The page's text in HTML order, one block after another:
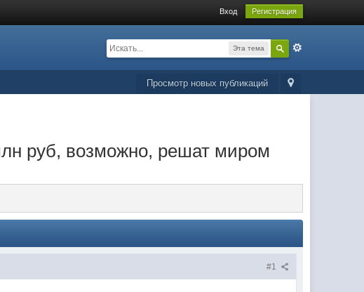
Вход Регистрация
Эта тема
Просмотр новых публикаций
руб, возможно, решат миром
#1